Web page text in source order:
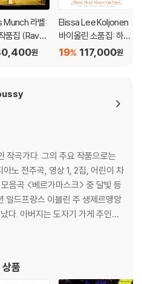
Munch 라벨:
품집 (Ravel:
[UHQCD]
원
Elissa Lee Koljonen
바이올린 소품집: 하트
브레이크 (Heartbrea
117,000원
19%
요 작품으로는
노 전주곡, 영상 1, 2집, 어린이 차
음곡 <베르가마스크> 중 달빛 등
다. 아버지는 도자기 가게 주인이
세 때 그보다 나이가 많은 체루티
피아노를 배우기 시작했다. 드뷔
품